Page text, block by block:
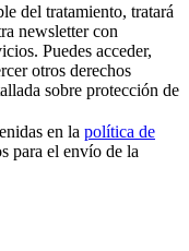
del tratamiento, tratará
newsletter con
Puedes acceder,
otros derechos
sobre protección de
en la política de
para el envío de la